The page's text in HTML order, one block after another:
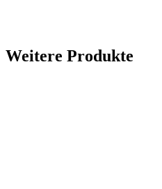
Weitere Produkte